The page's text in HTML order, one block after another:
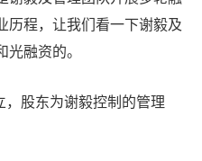
历程，让我们看一下谢毅及
融资的。
股东为谢毅控制的管理